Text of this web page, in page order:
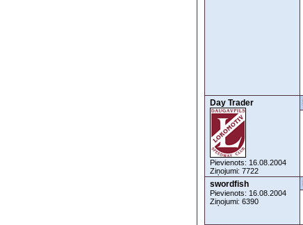
Day Trader
Pievienots: 16.08.2004
Ziņojumi: 7722
swordfish
Pievienots: 16.08.2004
Ziņojumi: 6390